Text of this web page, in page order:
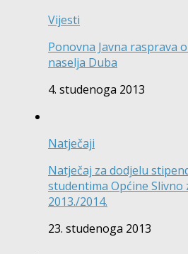
Vijesti
Ponovna Javna rasprava
naselja Duba
4. studenoga 2013
Natječaji
Natječaj za dodjelu
studentima Općine
2013./2014.
23. studenoga 2013